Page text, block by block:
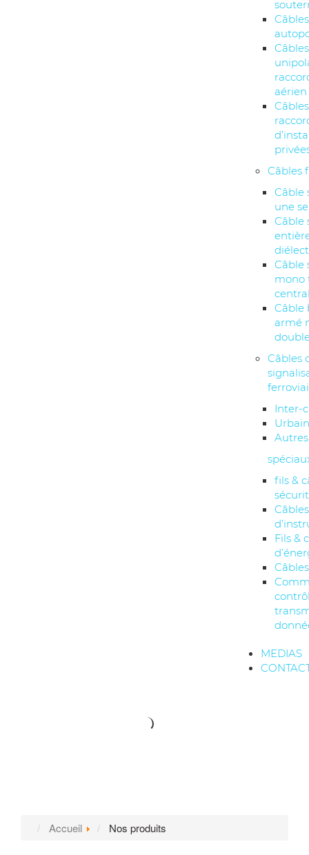
Câbles
aérien
Câbles
Câble
une
Câble
Câble
mono
Câble
armé
Câbles
Inter-
Autres
fils &
Câbles
Fils &
MEDIAS
Accueil Nos produits